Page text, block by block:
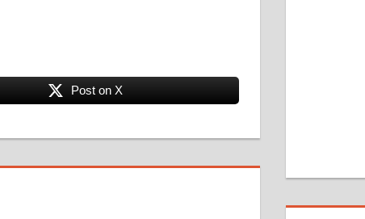
Post on X